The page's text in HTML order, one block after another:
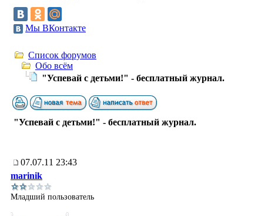
Мы ВКонтакте
Список форумов
Обо всём
"Успевай с детьми!" - бесплатный журнал.
"Успевай с детьми!" - бесплатный журнал.
07.07.11 23:43
marinik
Младший пользователь